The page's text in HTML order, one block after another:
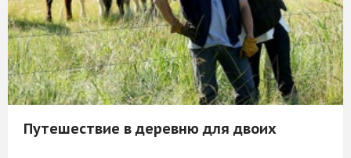
Путешествие в деревню для двоих